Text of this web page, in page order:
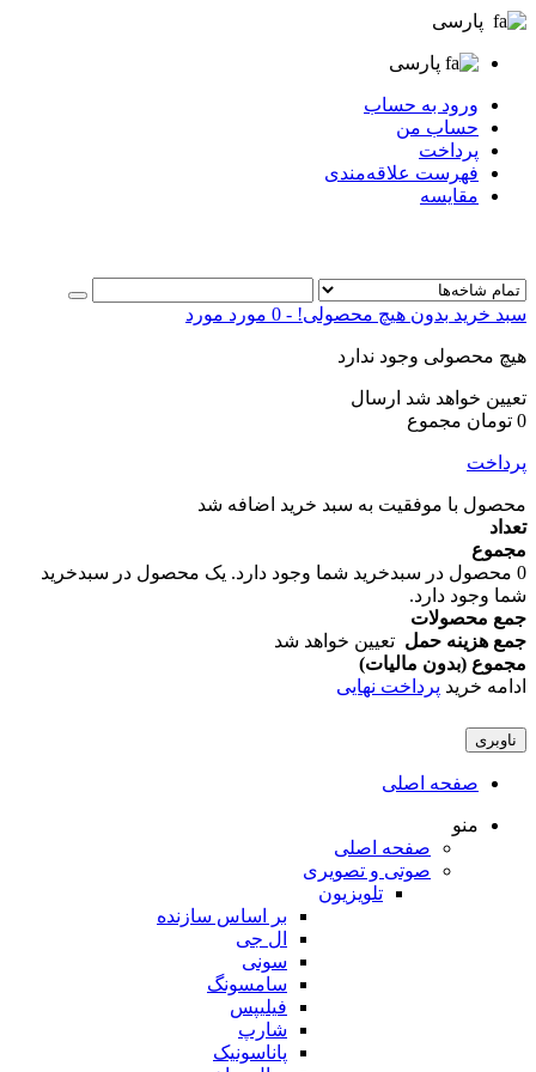
پارسی
پارسی
ورود به حساب
حساب من
پرداخت
فهرست علاقه‌مندی
مقایسه
سبد خرید بدون هیچ محصولی! -
0 مورد مورد
هیچ محصولی وجود ندارد
تعیین خواهد شد ارسال
0 تومان
مجموع
پرداخت
محصول با موفقیت به سبد خرید اضافه شد
تعداد
مجموع
0 محصول در سبدخرید شما وجود دارد. یک محصول در سبدخرید
شما وجود دارد.
جمع محصولات
جمع هزینه حمل تعیین خواهد شد
مجموع (بدون ماليات)
ادامه خرید پرداخت نهایی
ناوبری
صفحه اصلی
منو
صفحه اصلی
صوتی و تصویری
تلویزیون
بر اساس سازنده
ال جی
سونی
سامسونگ
فیلیپس
شارپ
پاناسونیک